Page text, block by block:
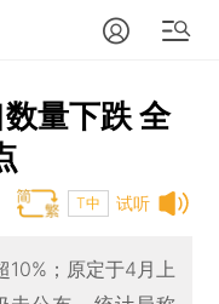
量下跌 全
试听
T中
10%；原定于4月上